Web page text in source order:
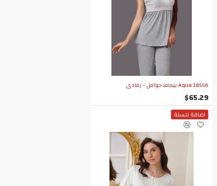
Aqua 18556 بيجاما حوامل - رمادي
$65.29
اضافة للسلة